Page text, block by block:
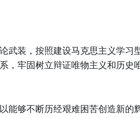
武装，按照建设马克思主义学
，牢固树立辩证唯物主义和历
能够不断历经艰难困苦创造新